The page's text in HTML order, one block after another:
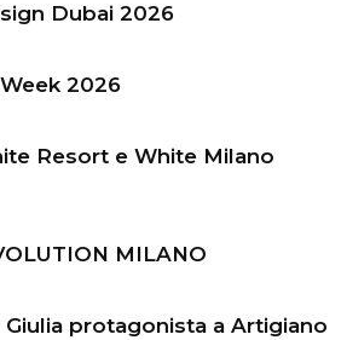
Dubai 2026
2026
Resort e White Milano
MILANO
Giulia protagonista a Artigiano